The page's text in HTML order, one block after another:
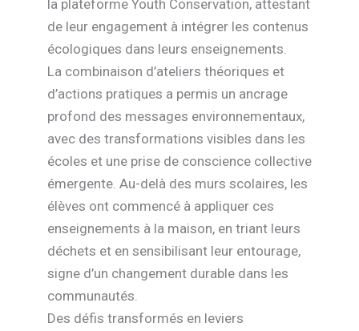
la plateforme Youth Conservation, attestant
de leur engagement à intégrer les contenus
écologiques dans leurs enseignements.
La combinaison d’ateliers théoriques et
d’actions pratiques a permis un ancrage
profond des messages environnementaux,
avec des transformations visibles dans les
écoles et une prise de conscience collective
émergente. Au-delà des murs scolaires, les
élèves ont commencé à appliquer ces
enseignements à la maison, en triant leurs
déchets et en sensibilisant leur entourage,
signe d’un changement durable dans les
communautés.
Des défis transformés en leviers